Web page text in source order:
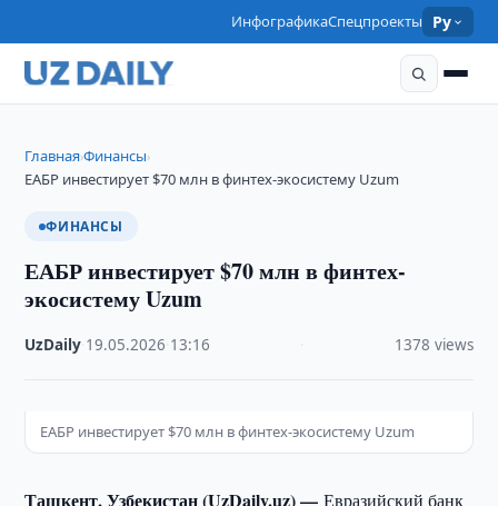
ИнфографикаСпецпроекты Ру
Главная›Финансы›
ЕАБР инвестирует $70 млн в финтех-экосистему Uzum
ФИНАНСЫ
ЕАБР инвестирует $70 млн в финтех-
экосистему Uzum
UzDaily 19.05.2026 13:16 1378 views
ЕАБР инвестирует $70 млн в финтех-экосистему Uzum
Ташкент, Узбекистан (UzDaily.uz) —Евразийский банк